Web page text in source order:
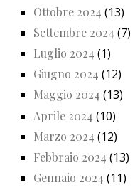
Ottobre 2024 (13)
Settembre 2024 (7)
Luglio 2024 (1)
Giugno 2024 (12)
Maggio 2024 (13)
Aprile 2024 (10)
Marzo 2024 (12)
Febbraio 2024 (13)
Gennaio 2024 (11)